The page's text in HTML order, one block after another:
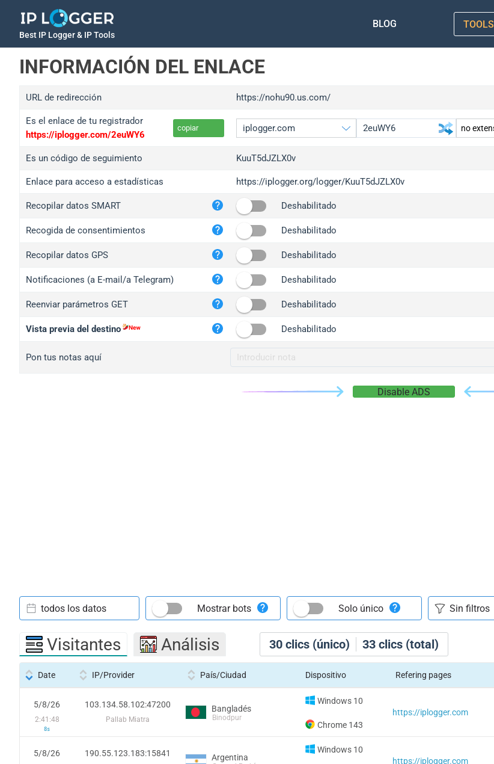
Best IP Logger & IP Tools
BLOG TOOLS
INFORMACIÓN DEL ENLACE
URL de redirección https://nohu90.us.com/
Es el enlace de tu registrador
https://iplogger.com/2euWY6
copiar
iplogger.org
wl.gl
ed.tc
iplogger.com
iplogger.co
2no.co
yip.su
iplogger.info
Es un código de seguimiento KuuT5dJZLX0v
Enlace para acceso a estadísticas https://iplogger.org/logger/KuuT5dJZLX0v
Recopilar datos SMART Deshabilitado
Recogida de consentimientos Deshabilitado
Recopilar datos GPS Deshabilitado
Notificaciones (a E-mail/a Telegram) Deshabilitado
Reenviar parámetros GET Deshabilitado
Vista previa del destino Deshabilitado
Pon tus notas aquí
Disable ADS
30 clics (único) 33 clics (total)
todos los datos Mostrar bots Solo único
Visitantes Análisis
Date IP/Provider País/Ciudad Dispositivo Refering pages
5/8/26
2:41:48
8s
103.134.58.102:47200
Pallab Miatra
Bangladés
Binodpur
Windows 10
Chrome 143
https://iplogger.com
5/8/26 190.55.123.183:15841 Argentina
Windows 10
https://iplogger.com